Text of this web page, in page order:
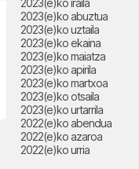
2023(e)ko iraila
2023(e)ko abuztua
2023(e)ko uztaila
2023(e)ko ekaina
2023(e)ko maiatza
2023(e)ko apirila
2023(e)ko martxoa
2023(e)ko otsaila
2023(e)ko urtarrila
2022(e)ko abendua
2022(e)ko azaroa
2022(e)ko urria